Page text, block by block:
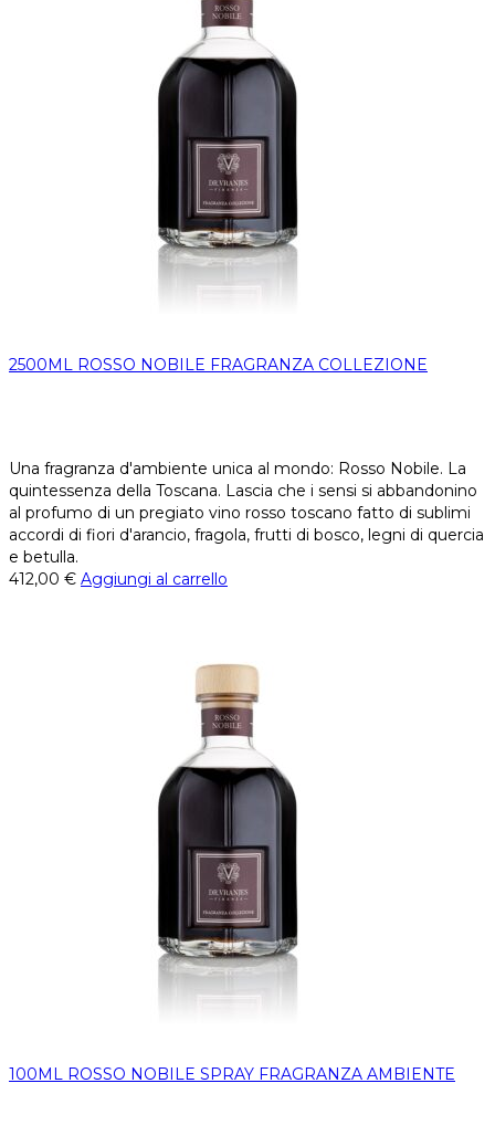
2500ML ROSSO NOBILE FRAGRANZA COLLEZIONE
Una fragranza d'ambiente unica al mondo: Rosso Nobile. La
quintessenza della Toscana. Lascia che i sensi si abbandonino
al profumo di un pregiato vino rosso toscano fatto di sublimi
accordi di fiori d'arancio, fragola, frutti di bosco, legni di quercia
e betulla.
412,00 € Aggiungi al carrello
100ML ROSSO NOBILE SPRAY FRAGRANZA AMBIENTE